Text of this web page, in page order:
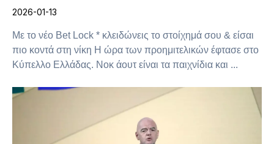
2026-01-13
Mε το νέο Βet Lock * κλειδώνεις το στοίχημά σου & είσαι
πιο κοντά στη νίκη Η ώρα των προημιτελικών έφτασε στο
Κύπελλο Ελλάδας. Νοκ άουτ είναι τα παιχνίδια και ...